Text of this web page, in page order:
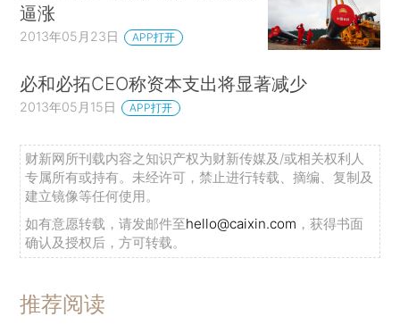
逼涨
2013年05月23日 APP打开
必和必拓CEO称资本支出将显著减少
2013年05月15日 APP打开
财新网所刊载内容之知识产权为财新传媒及/或相关权利人
专属所有或持有。未经许可，禁止进行转载、摘编、复制及
建立镜像等任何使用。
如有意愿转载，请发邮件至hello@caixin.com ，获得书面
确认及授权后，方可转载。
推荐阅读